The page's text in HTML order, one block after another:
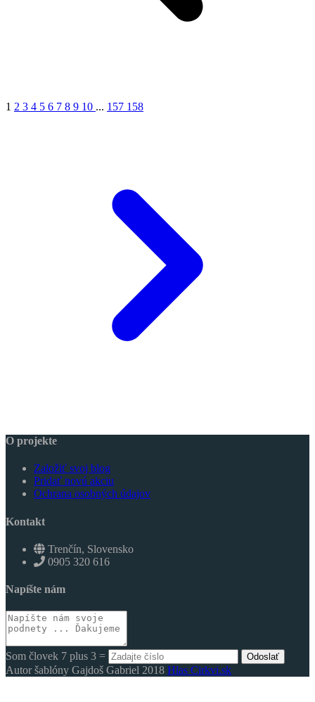
1 2 3 4 5 6 7 8 9 10 ... 157 158
O projekte
Založiť svoj blog
Pridať novú akciu
Ochrana osobných údajov
Kontakt
Trenčín, Slovensko
0905 320 616
Napíšte nám
Som človek 7 plus 3 = Odoslať
Autor šablóny Gajdoš Gabriel 2018 Hlas Cirkvi.sk